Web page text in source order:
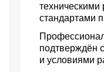
техническими
стандартами
подтверждён
и условиями